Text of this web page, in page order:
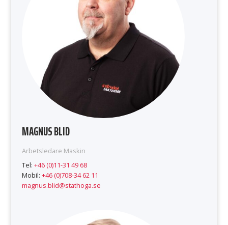
MAGNUS BLID
Arbetsledare Maskin
Tel: +46 (0)11-31 49 68
Mobil: +46 (0)708-34 62 11
magnus.blid@stathoga.se